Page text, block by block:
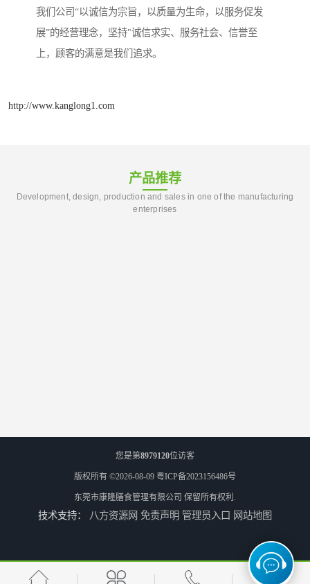
我们公司“以诚信为宗旨，以质量为生命，以服务促发
展”的经营理念，坚持"诚信求实、服务社会、信誉至
上，顾客的满意是我们追求。
http://www.kanglong1.com
产品推荐
Development, design, production and sales in one of the manufacturing
enterprises
您是第8979120位访客
版权所有 ©2026-08-09 粤ICP备2023156486号
东莞市康隆膳食管理有限公司 保留所有权利.
技术支持： 八方资源网 免责声明 管理员入口 网站地图